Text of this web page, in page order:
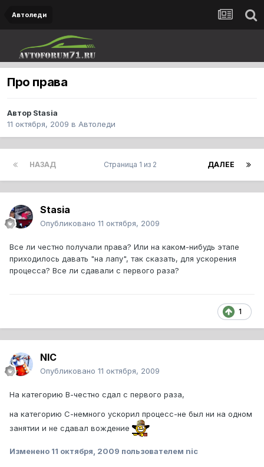
Автоледи
Про права
Автор Stasia
11 октября, 2009 в Автоледи
НАЗАД ДАЛЕЕ
Страница 1 из 2
Stasia
Опубликовано 11 октября, 2009
Все ли честно получали права? Или на каком-нибудь этапе
приходилось давать "на лапу", так сказать, для ускорения
процесса? Все ли сдавали с первого раза?
1
NIC
Опубликовано 11 октября, 2009
На категорию В-честно сдал с первого раза,
на категорию С-немного ускорил процесс-не был ни на одном
занятии и не сдавал вождение
Изменено 11 октября, 2009 пользователем nic